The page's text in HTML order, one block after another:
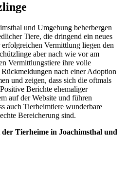
und Umgebung beherbergen
Tiere, die dringend ein neues
Vermittlung liegen den
aber nach wie vor am
Vermittlungstiere ihre volle
nach einer Adoption
und zeigen, dass sich die oftmals
Berichte ehemaliger
auf der Website und führen
auch Tierheimtiere wunderbare
Bereicherung sind.
Tierheime in Joachimsthal und